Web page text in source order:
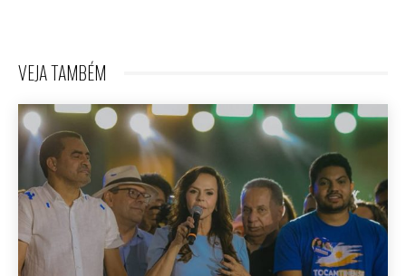
VEJA TAMBÉM